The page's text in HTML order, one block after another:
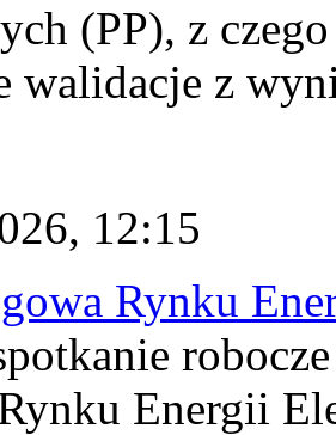
(PP), z
walidacje z
12:15
Rynku
Energii